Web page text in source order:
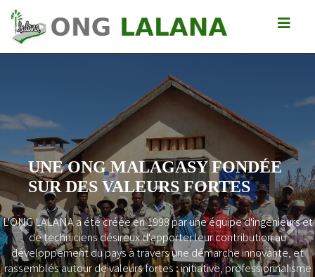
UNE ONG MALAGASY FONDÉE
SUR DES VALEURS FORTES
L'ONG LALANA a été créée en 1998 par une équipe d'ingénieurs et
de techniciens désireux d'apporter leur contribution au
développement du pays à travers une démarche innovante, et
rassemblés autour de valeurs fortes : initiative, professionnalisme
Previous Next